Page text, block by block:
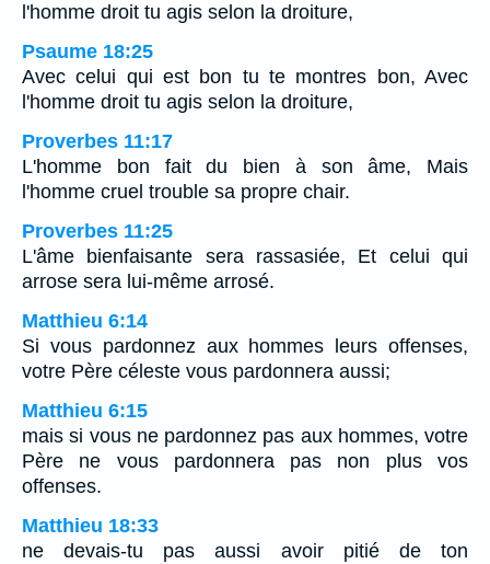
l'homme droit tu agis selon la droiture,
Psaume 18:25
Avec celui qui est bon tu te montres bon, Avec
l'homme droit tu agis selon la droiture,
Proverbes 11:17
L'homme bon fait du bien à son âme, Mais
l'homme cruel trouble sa propre chair.
Proverbes 11:25
L'âme bienfaisante sera rassasiée, Et celui qui
arrose sera lui-même arrosé.
Matthieu 6:14
Si vous pardonnez aux hommes leurs offenses,
votre Père céleste vous pardonnera aussi;
Matthieu 6:15
mais si vous ne pardonnez pas aux hommes, votre
Père ne vous pardonnera pas non plus vos
offenses.
Matthieu 18:33
ne devais-tu pas aussi avoir pitié de ton